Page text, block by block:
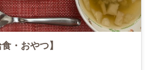
・おやつ】